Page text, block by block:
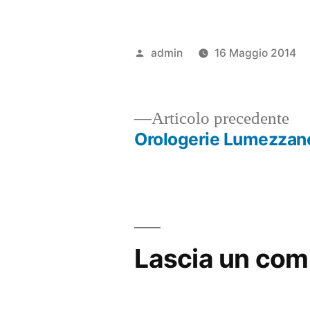
Pubblicato
admin 16 Maggio 2014
Navigazione
Articolo precedente
Orologerie
Lascia un